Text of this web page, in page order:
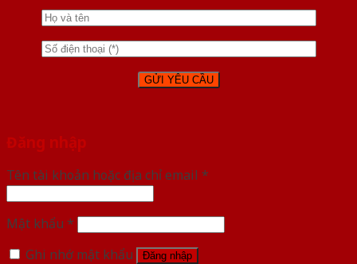
Đăng nhập
Tên tài khoản hoặc địa chỉ email *
Mật khẩu *
Ghi nhớ mật khẩu
Đăng nhập